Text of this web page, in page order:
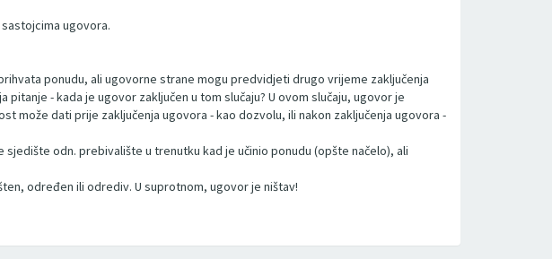
ugovora.
ponudu, ali ugovorne strane mogu predvidjeti drugo vrijeme zaključenja
- kada je ugovor zaključen u tom slučaju? U ovom slučaju, ugovor je
može dati prije zaključenja ugovora - kao dozvolu, ili nakon zaključenja ugovora -
odn. prebivalište u trenutku kad je učinio ponudu (opšte načelo), ali
određen ili odrediv. U suprotnom, ugovor je ništav!